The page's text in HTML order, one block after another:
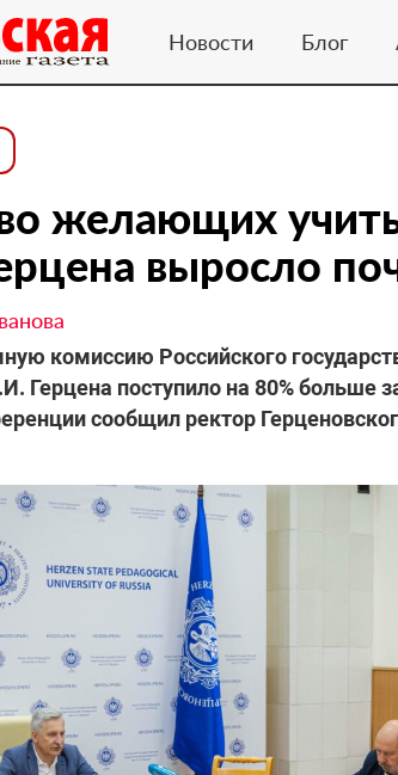
Новости Блог
желающих
выросло
комиссию Российского
Герцена поступило на 80% больше
сообщил ректор